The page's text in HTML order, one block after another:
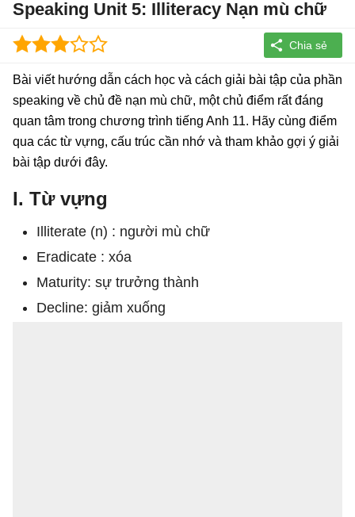
Speaking Unit 5: Illiteracy Nạn mù chữ
Bài viết hướng dẫn cách học và cách giải bài tập của phần
speaking về chủ đề nạn mù chữ, một chủ điểm rất đáng
quan tâm trong chương trình tiếng Anh 11. Hãy cùng điểm
qua các từ vựng, cấu trúc cần nhớ và tham khảo gợi ý giải
bài tập dưới đây.
I. Từ vựng
Illiterate (n) : người mù chữ
Eradicate : xóa
Maturity: sự trưởng thành
Decline: giảm xuống